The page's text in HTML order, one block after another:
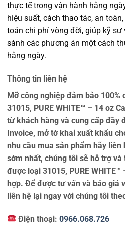
thực tế trong vận hành hằng
hiệu suất, cách thao tác, an
toán chi phí vòng đời, giúp kỹ
sánh các phương án một cách
hằng ngày.
Thông tin liên hệ
Mỡ công nghiệp đảm bảo 100%
31015, PURE WHITE™ – 14 oz
từ khách hàng và cung cấp đầy
Invoice, mở tờ khai xuất khẩu
nhu cầu mua sản phẩm hãy liên
sớm nhất, chúng tôi sẽ hỗ trợ
được loại 31015, PURE
hợp. Để được tư vấn và báo giá
liên hệ lại ngay với chúng tôi
Điện thoại:0966.068.726